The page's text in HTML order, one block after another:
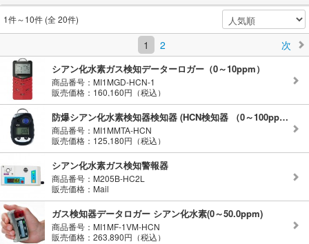
1件～10件 (全 20件)
1 2 次
シアン化水素ガス検知データーロガー（0～10ppm）
商品番号：MI1MGD-HCN-1
販売価格：160,160円（税込）
防爆シアン化水素検知器検知器 (HCN検知器 （0～100ppm）
商品番号：MI1MMTA-HCN
販売価格：125,180円（税込）
シアン化水素ガス検知警報器
商品番号：M205B-HC2L
販売価格：Mail
ガス検知器データロガー シアン化水素(0～50.0ppm)
商品番号：MI1MF-1VM-HCN
販売価格：263,890円（税込）